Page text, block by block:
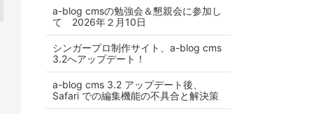
a-blog cmsの勉強会＆懇親会に参加し
て 2026年２月10日
シンガープロ制作サイト、a-blog cms
3.2へアップデート！
a-blog cms 3.2 アップデート後、
Safari での編集機能の不具合と解決策